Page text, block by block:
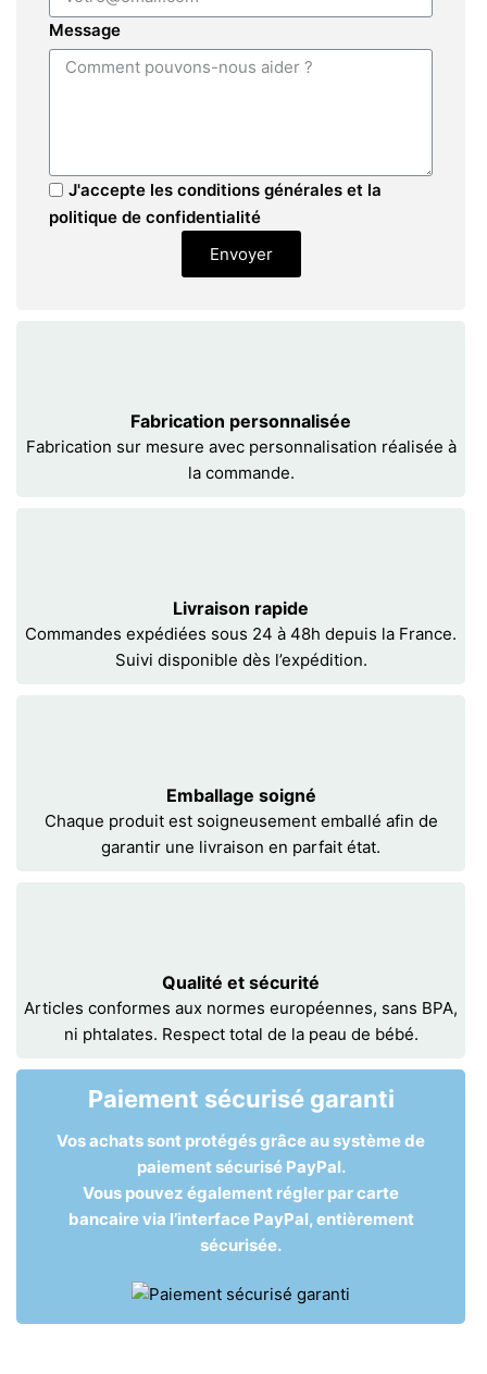
Message
J'accepte les conditions générales et la
politique de confidentialité
Envoyer
Fabrication personnalisée
Fabrication sur mesure avec personnalisation réalisée à
la commande.
Livraison rapide
Commandes expédiées sous 24 à 48h depuis la France.
Suivi disponible dès l’expédition.
Emballage soigné
Chaque produit est soigneusement emballé afin de
garantir une livraison en parfait état.
Qualité et sécurité
Articles conformes aux normes européennes, sans BPA,
ni phtalates. Respect total de la peau de bébé.
Paiement sécurisé garanti
Vos achats sont protégés grâce au système de
paiement sécurisé PayPal.
Vous pouvez également régler par carte
bancaire via l’interface PayPal, entièrement
sécurisée.